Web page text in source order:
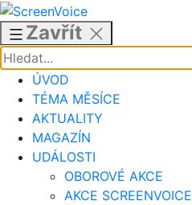
Přejít
obsahu
Zavřít
ÚVOD
TÉMA MĚSÍCE
AKTUALITY
MAGAZÍN
UDÁLOSTI
OBOROVÉ AKCE
AKCE SCREENVOICE